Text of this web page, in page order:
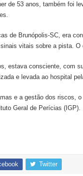
de 53 anos, também foi
de Brunópolis-SC, era
vitais sobre a pista.
estava consciente, com
e levada ao hospital
e a gestão dos riscos,
Geral de Perícias (IGP).
Twitter